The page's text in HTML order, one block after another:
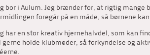
bor i Aulum. Jeg brænder for, at rigtig
foregår på en måde, så børnene
har en stor kreativ hjernehalvdel, som kan
gerne holde klubmøder, så forkyndelse og